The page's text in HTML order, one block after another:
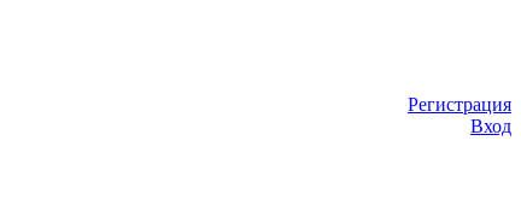
Регистрация
Вход